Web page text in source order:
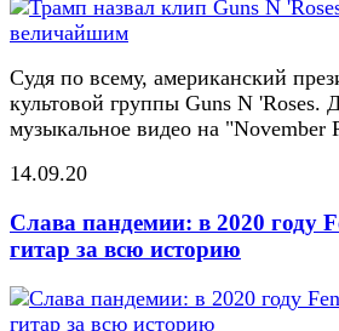
Судя по всему, американский
культовой группы Guns N 'Roses.
музыкальное видео на "November
14.09.20
Слава пандемии: в 2020 году
гитар за всю историю